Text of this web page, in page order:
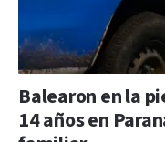
Balearon en la
14 años en